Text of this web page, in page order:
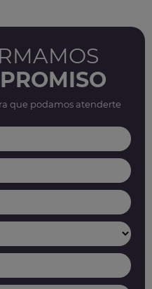
que podamos atenderte